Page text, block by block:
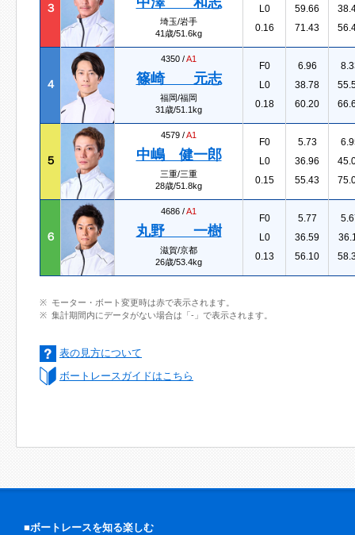
３
埼玉/岩手
41歳/51.6kg
L0
0.16
59.66
71.43
４
4350 /A1
篠崎 元志
福岡/福岡
31歳/51.1kg
F0
L0
0.18
6.96
38.78
60.20
５
4579 /A1
中嶋 健一郎
三重/三重
28歳/51.8kg
F0
L0
0.15
5.73
36.96
55.43
６
4686 /A1
丸野 一樹
滋賀/京都
26歳/53.4kg
F0
L0
0.13
5.77
36.59
56.10
モーター・ボート変更時は赤で表示されます。
集計期間内にデータがない場合は「-」で表示されます。
表の見方について
ボートレースガイドはこちら
■ボートレースを知る楽しむ